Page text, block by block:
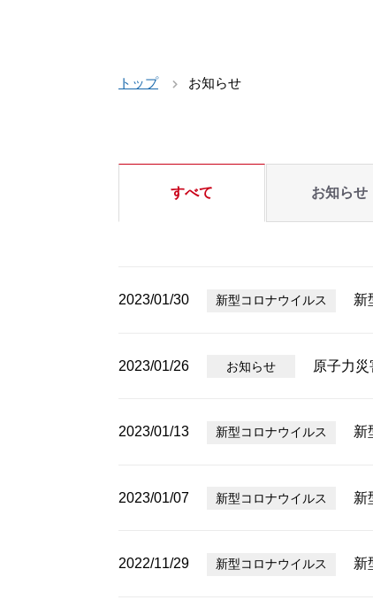
トップ お知らせ
すべて お知らせ
2023/01/30 新型コロナウイルス 新
2023/01/26 お知らせ 原子力
2023/01/13 新型コロナウイルス 新
2023/01/07 新型コロナウイルス 新
2022/11/29 新型コロナウイルス 新